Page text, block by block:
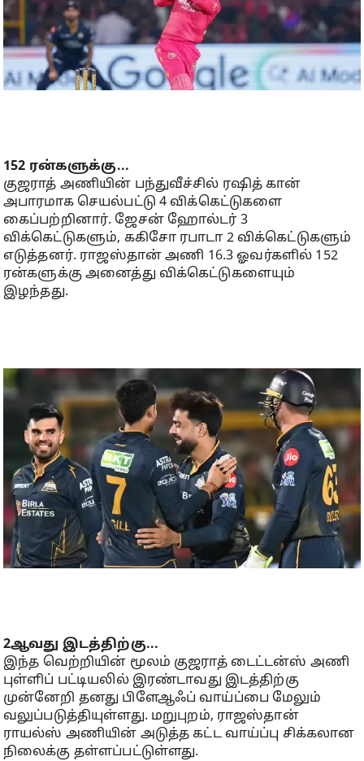
152 ரன்களுக்கு...
குஜராத் அணியின் பந்துவீச்சில் ரஷித் கான்
அபாரமாக செயல்பட்டு 4 விக்கெட்டுகளை
கைப்பற்றினார். ஜேசன் ஹோல்டர் 3
விக்கெட்டுகளும், ககிசோ ரபாடா 2 விக்கெட்டுகளும்
எடுத்தனர். ராஜஸ்தான் அணி 16.3 ஓவர்களில் 152
ரன்களுக்கு அனைத்து விக்கெட்டுகளையும்
இழந்தது.
2ஆவது இடத்திற்கு...
இந்த வெற்றியின் மூலம் குஜராத் டைட்டன்ஸ் அணி
புள்ளிப் பட்டியலில் இரண்டாவது இடத்திற்கு
முன்னேறி தனது பிளேஆஃப் வாய்ப்பை மேலும்
வலுப்படுத்தியுள்ளது. மறுபுறம், ராஜஸ்தான்
ராயல்ஸ் அணியின் அடுத்த கட்ட வாய்ப்பு சிக்கலான
நிலைக்கு தள்ளப்பட்டுள்ளது.